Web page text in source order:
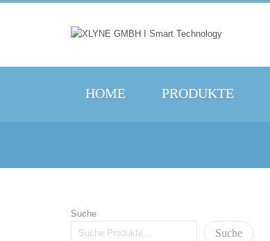
HOME PRODUKTE
Suche
Suche